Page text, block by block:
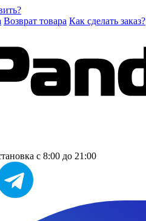
Возврат товара Как сделать заказ?
с 8:00 до 21:00